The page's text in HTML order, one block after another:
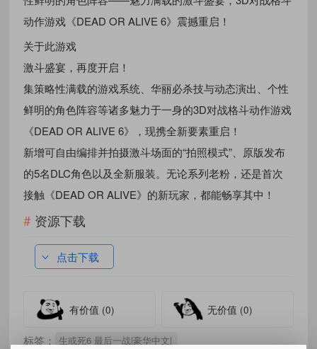
动作游戏《DEAD OR ALIVE 6》震撼重启！
关于此游戏
激斗盛宴，再度开启！
集策略性满载的游戏系统、华丽必杀技与动态演出、个性
鲜明的角色阵容等诸多魅力于一身的3D对战格斗动作游戏
《DEAD OR ALIVE 6》，现携全新要素重启！
新增可自由编排并拍摄激斗场面的“拍照模式”、原版发布
的5名DLC角色以及全新服装。无论系列老粉，还是首次
接触《DEAD OR ALIVE》的新玩家，都能畅享其中！
资源下载
点击下载
有价值 (0) 无价值 (0)
标签： 生或死6 最后一战|豪华中文|